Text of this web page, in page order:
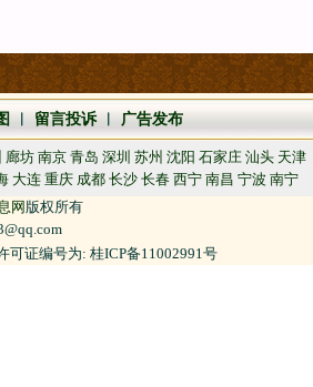
留言投诉︱ 广告发布
廊坊 南京 青岛 深圳 苏州 沈阳 石家庄 汕头 天津
大连 重庆 成都 长沙 长春 西宁 南昌 宁波 南宁
网 版权所有
可证编号为: 桂ICP备11002991号